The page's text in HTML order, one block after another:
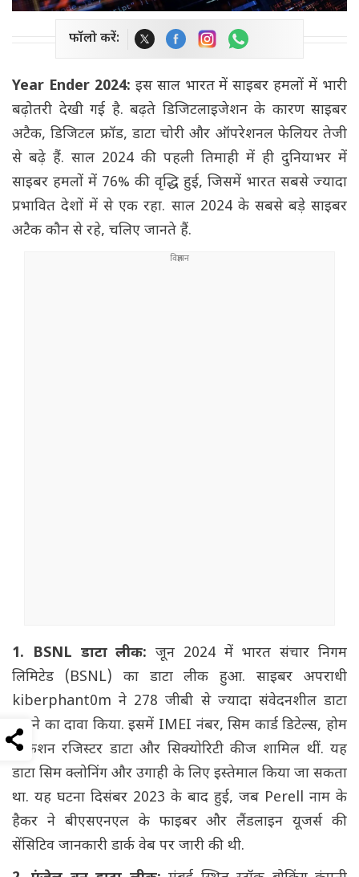
फॉलो करें:
Year Ender 2024: इस साल भारत में साइबर हमलों में भारी
बढ़ोतरी देखी गई है. बढ़ते डिजिटलाइजेशन के कारण साइबर
अटैक, डिजिटल फ्रॉड, डाटा चोरी और ऑपरेशनल फेलियर तेजी
से बढ़े हैं. साल 2024 की पहली तिमाही में ही दुनियाभर में
साइबर हमलों में 76% की वृद्धि हुई, जिसमें भारत सबसे ज्यादा
प्रभावित देशों में से एक रहा. साल 2024 के सबसे बड़े साइबर
अटैक कौन से रहे, चलिए जानते हैं.
1. BSNL डाटा लीक: जून 2024 में भारत संचार निगम
लिमिटेड (BSNL) का डाटा लीक हुआ. साइबर अपराधी
kiberphant0m ने 278 जीबी से ज्यादा संवेदनशील डाटा
चुराने का दावा किया. इसमें IMEI नंबर, सिम कार्ड डिटेल्स, होम
लोकेशन रजिस्टर डाटा और सिक्योरिटी कीज शामिल थीं. यह
डाटा सिम क्लोनिंग और उगाही के लिए इस्तेमाल किया जा सकता
था. यह घटना दिसंबर 2023 के बाद हुई, जब Perell नाम के
हैकर ने बीएसएनएल के फाइबर और लैंडलाइन यूजर्स की
सेंसिटिव जानकारी डार्क वेब पर जारी की थी.